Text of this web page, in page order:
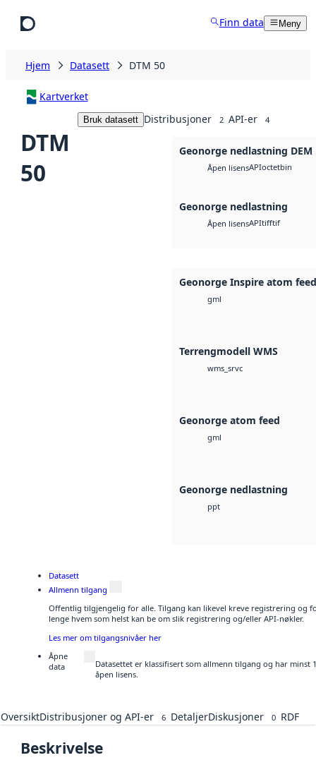
Finn data Meny
Hjem Datasett DTM 50
Kartverket
DTM
50
Bruk datasett Distribusjoner 2 API-er 4
Geonorge nedlastning DEM
Åpen lisensAPIoctetbin
Geonorge nedlastning
Åpen lisensAPItifftif
Geonorge Inspire atom feed
gml
Terrengmodell WMS
wms_srvc
Geonorge atom feed
gml
Geonorge nedlastning
ppt
Datasett
Allmenn tilgang
Offentlig tilgjengelig for alle. Tilgang kan likevel kreve registrering og
lenge hvem som helst kan be om slik registrering og/eller API-nøkler.
Les mer om tilgangsnivåer her
Åpne
data
Datasettet er klassifisert som allmenn tilgang og har
åpen lisens.
OversiktDistribusjoner og API-er 6 DetaljerDiskusjoner 0 RDF
Beskrivelse